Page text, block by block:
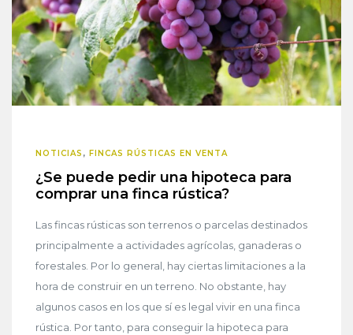
NOTICIAS , FINCAS RÚSTICAS EN VENTA
¿Se puede pedir una hipoteca para
comprar una finca rústica?
Las fincas rústicas son terrenos o parcelas destinados
principalmente a actividades agrícolas, ganaderas o
forestales. Por lo general, hay ciertas limitaciones a la
hora de construir en un terreno. No obstante, hay
algunos casos en los que sí es legal vivir en una finca
rústica. Por tanto, para conseguir la hipoteca para